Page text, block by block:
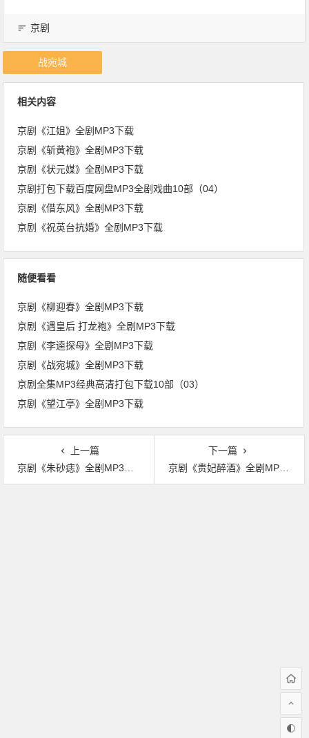
京剧
战宛城
相关内容
京剧《江姐》全剧MP3下载
京剧《斩黄袍》全剧MP3下载
京剧《状元媒》全剧MP3下载
京剧打包下载百度网盘MP3全剧戏曲10部（04）
京剧《借东风》全剧MP3下载
京剧《祝英台抗婚》全剧MP3下载
随便看看
京剧《柳迎春》全剧MP3下载
京剧《遇皇后 打龙袍》全剧MP3下载
京剧《李逵探母》全剧MP3下载
京剧《战宛城》全剧MP3下载
京剧全集MP3经典高清打包下载10部（03）
京剧《望江亭》全剧MP3下载
上一篇
京剧《朱砂痣》全剧MP3下载
下一篇
京剧《贵妃醉酒》全剧MP3下载